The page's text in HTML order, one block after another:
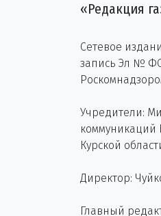
«Редакция
Сетевое
запись Эл №
Учредители:
коммуникаций
Курской
Директор:
Главный